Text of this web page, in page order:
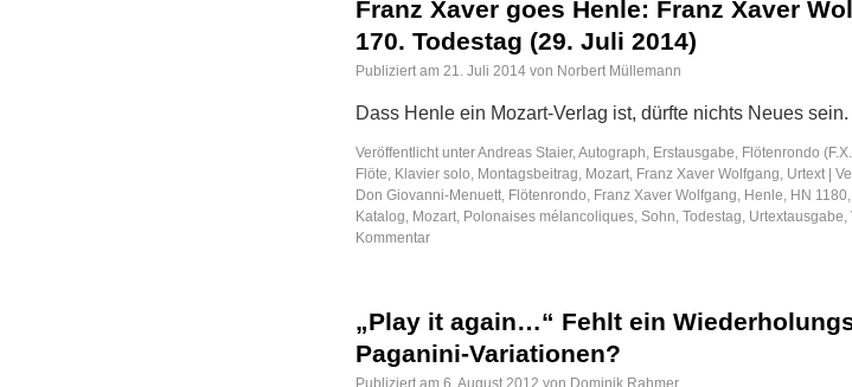
Franz Xaver goes Henle: Franz Xaver
170. Todestag (29. Juli 2014)
Publiziert am 21. Juli 2014 von Norbert Müllemann
Dass Henle ein Mozart-Verlag ist, dürfte nichts Neues
Veröffentlicht unterAndreas Staier,Autograph, Erstausgabe, Flötenrondo
Flöte, Klavier solo, Montagsbeitrag, Mozart, Franz Xaver Wolfgang, Urtext
Don Giovanni-Menuett, Flötenrondo, Franz Xaver Wolfgang, Henle, HN 1180,
Katalog, Mozart, Polonaises mélancoliques, Sohn, Todestag, Urtextausgabe,
Kommentar
„Play it again…“ Fehlt ein
Paganini-Variationen?
Publiziert am 6. August 2012 von Dominik Rahmer